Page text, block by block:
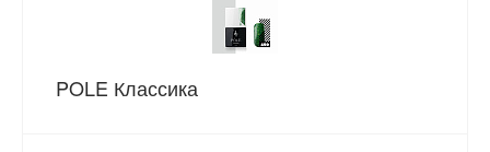
POLE Классика